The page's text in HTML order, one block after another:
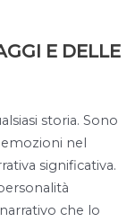
E DELLE
storia. Sono
nel
significativa.
che lo